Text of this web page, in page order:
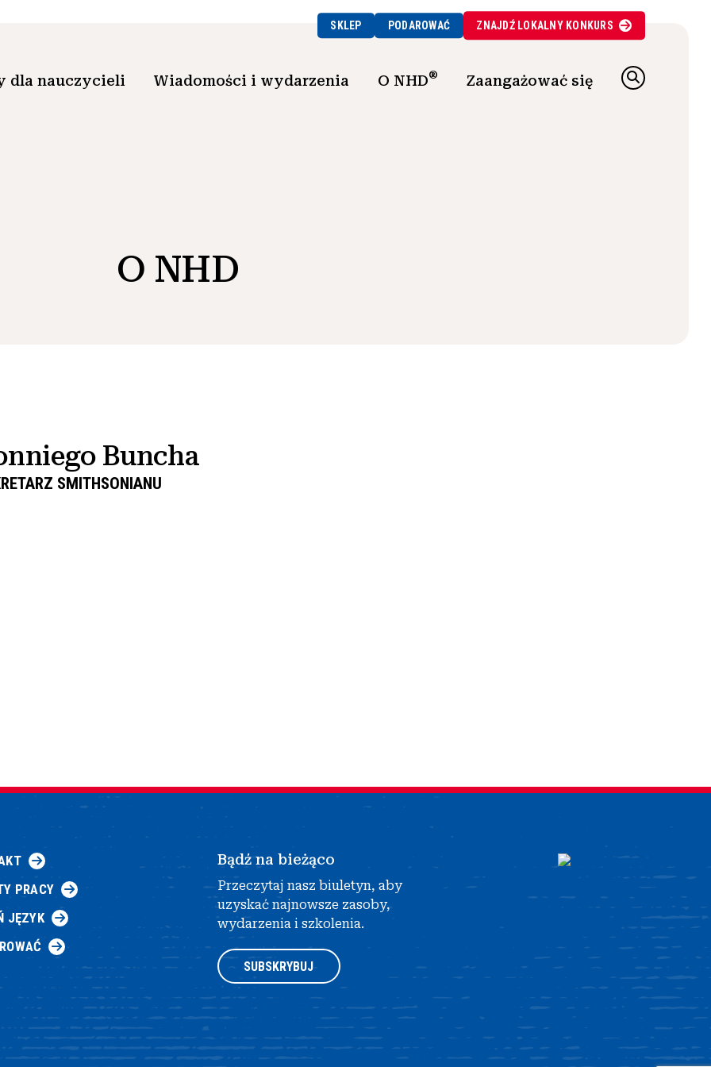
SKLEP PODAROWAĆ ZNAJDŹ LOKALNYKONKURS
dla nauczycieli Wiadomości i wydarzenia O NHD® Zaangażować się
O NHD
Buncha
SMITHSONIANU
PRACY
JĘZYK
Bądź na bieżąco
Przeczytaj nasz biuletyn, aby
uzyskać najnowsze zasoby,
wydarzenia i szkolenia.
SUBSKRYBUJ